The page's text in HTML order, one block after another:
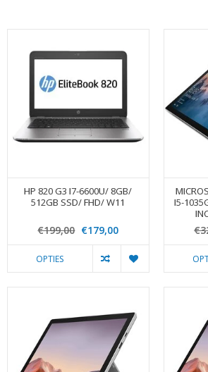
HP 820 G3 I7-6600U/ 8GB/
512GB SSD/ FHD/ W11
€199,00 €179,00
OPTIES
I5-